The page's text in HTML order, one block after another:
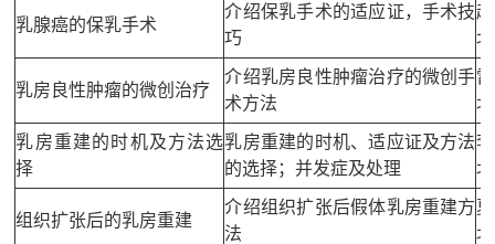
乳腺癌的保乳手术
介绍保乳手术的适应证，手术技
巧
乳房良性肿瘤的微创治疗
介绍乳房良性肿瘤治疗的微创手
术方法
乳房重建的时机及方法选
择
乳房重建的时机、适应证及方法
的选择；并发症及处理
组织扩张后的乳房重建
介绍组织扩张后假体乳房重建方
法